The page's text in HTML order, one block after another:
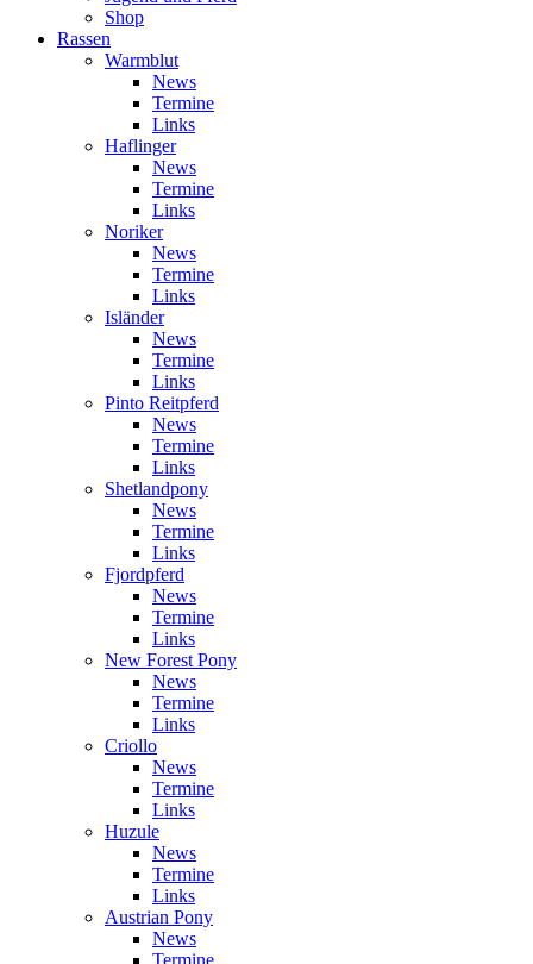
Shop
Rassen
Warmblut
News
Termine
Links
Haflinger
News
Termine
Links
Noriker
News
Termine
Links
Isländer
News
Termine
Links
Pinto Reitpferd
News
Termine
Links
Shetlandpony
News
Termine
Links
Fjordpferd
News
Termine
Links
New Forest Pony
News
Termine
Links
Criollo
News
Termine
Links
Huzule
News
Termine
Links
Austrian Pony
News
Termine